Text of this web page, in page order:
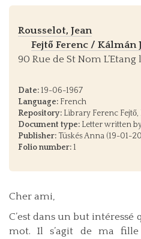
Rousselot, Jean
Fejtő Ferenc / Kálmán
90 Rue de St Nom L’Etang
Date:19-06-1967
Language: French
Repository: Library Ferenc
Document type: Letter written
Publisher: Tüskés Anna (19-01-
Folio number:1
Cher ami,
C’est dans un but intéressé
mot. Il s’agit de ma